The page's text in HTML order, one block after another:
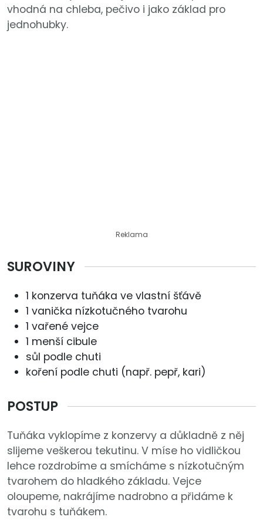
vhodná na chleba, pečivo i jako základ pro
jednohubky.
Reklama
SUROVINY
1 konzerva tuňáka ve vlastní šťávě
1 vanička nízkotučného tvarohu
1 vařené vejce
1 menší cibule
sůl podle chuti
koření podle chuti (např. pepř, kari)
POSTUP
Tuňáka vyklopíme z konzervy a důkladně z něj
slijeme veškerou tekutinu. V míse ho vidličkou
lehce rozdrobíme a smícháme s nízkotučným
tvarohem do hladkého základu. Vejce
oloupeme, nakrájíme nadrobno a přidáme k
tvarohu s tuňákem.